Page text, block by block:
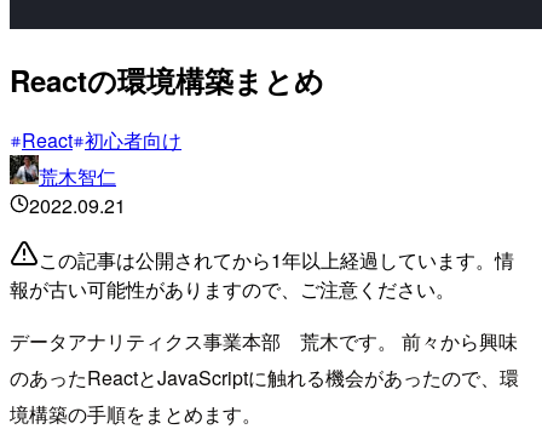
Reactの環境構築まとめ
React 初心者向け
荒木智仁
2022.09.21
この記事は公開されてから1年以上経過しています。情
報が古い可能性がありますので、ご注意ください。
データアナリティクス事業本部 荒木です。 前々から興味
のあったReactとJavaScriptに触れる機会があったので、環
境構築の手順をまとめます。